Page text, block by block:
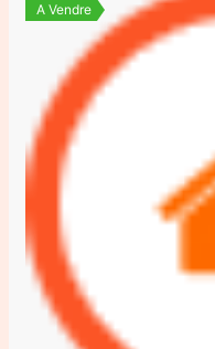
A Vendre